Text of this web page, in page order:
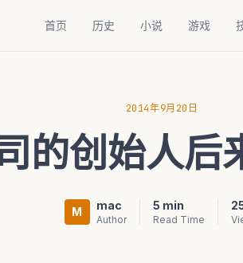
首页 历史 小说 游戏
2014年9月20日
的创始人后
M mac
Author
5 min
Read Time